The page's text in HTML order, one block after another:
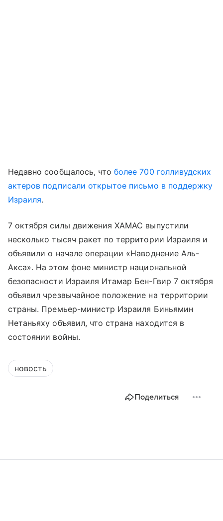
Недавно сообщалось, чтоболее 700 голливудских
актеров подписали открытое письмо в поддержку
Израиля.
7 октября силы движения ХАМАС выпустили
несколько тысяч ракет по территории Израиля и
объявили о начале операции «Наводнение Аль-
Акса». На этом фоне министр национальной
безопасности Израиля Итамар Бен-Гвир 7 октября
объявил чрезвычайное положение на территории
страны. Премьер-министр Израиля Биньямин
Нетаньяху объявил, что страна находится в
состоянии войны.
новость
Поделиться